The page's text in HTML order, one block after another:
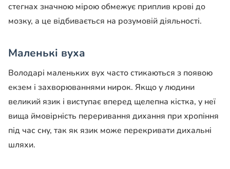
стегнах значною мірою обмежує приплив крові до
мозку, а це відбивається на розумовій діяльності.
Маленькі вуха
Володарі маленьких вух часто стикаються з появою
екзем і захворюваннями нирок. Якщо у людини
великий язик і виступає вперед щелепна кістка, у неї
вища ймовірність переривання дихання при хропіння
під час сну, так як язик може перекривати дихальні
шляхи.